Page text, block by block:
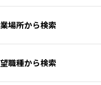
場所から検索
職種から検索